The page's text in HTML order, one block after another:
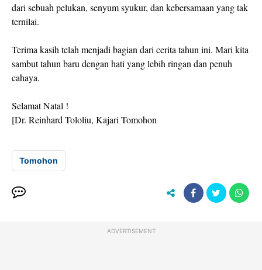
dari sebuah pelukan, senyum syukur, dan kebersamaan yang tak
ternilai.
Terima kasih telah menjadi bagian dari cerita tahun ini. Mari kita
sambut tahun baru dengan hati yang lebih ringan dan penuh
cahaya.
Selamat Natal !
[Dr. Reinhard Tololiu, Kajari Tomohon
Tomohon
ADVERTISEMENT